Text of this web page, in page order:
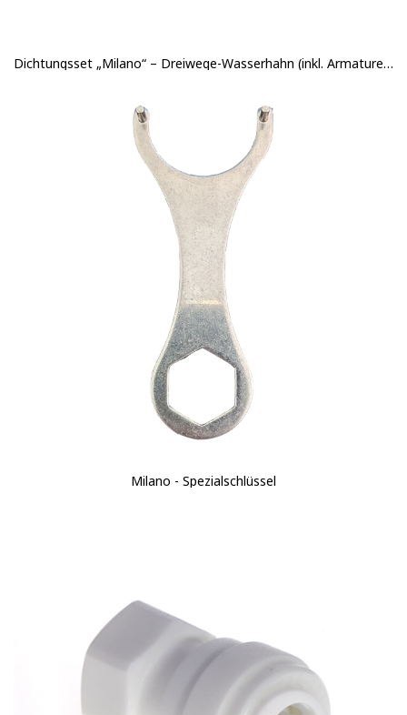
Dichtungsset „Milano“ – Dreiwege-Wasserhahn (inkl. Armaturenfett)
Milano - Spezialschlüssel